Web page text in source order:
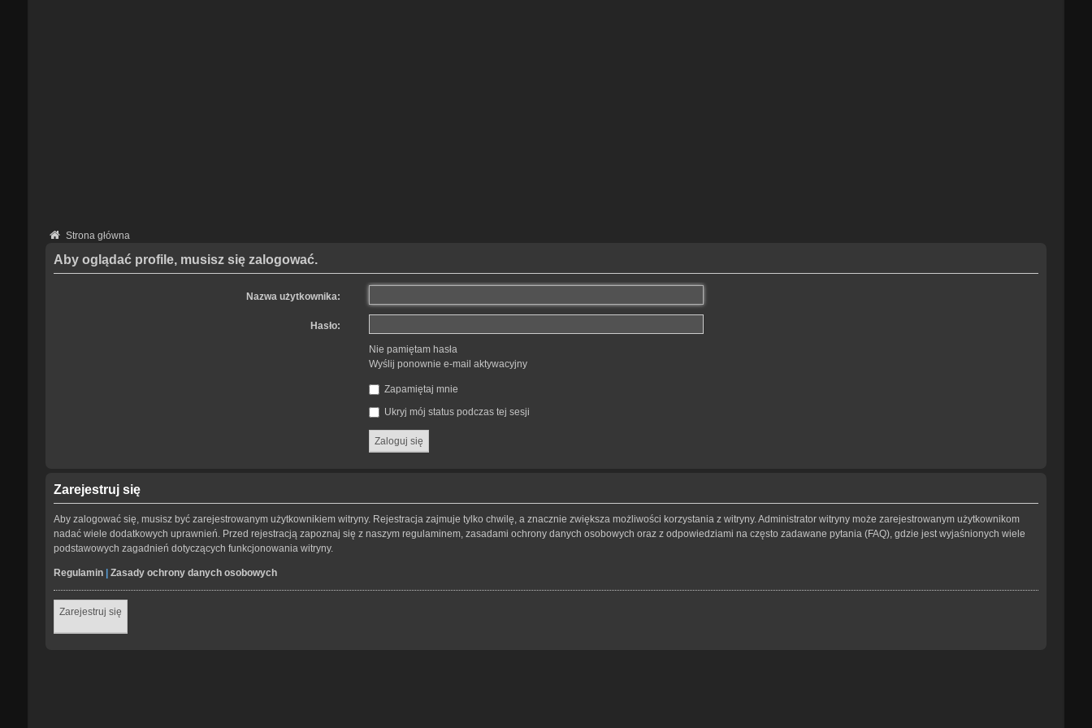
Strona główna
Aby oglądać profile, musisz się zalogować.
Nazwa użytkownika:
Hasło:
Nie pamiętam hasła
Wyślij ponownie e-mail aktywacyjny
Zapamiętaj mnie
Ukryj mój status podczas tej sesji
Zarejestruj się
Aby zalogować się, musisz być zarejestrowanym użytkownikiem witryny. Rejestracja zajmuje tylko chwilę, a znacznie zwiększa możliwości korzystania z witryny. Administrator witryny może zarejestrowanym użytkownikom
nadać wiele dodatkowych uprawnień. Przed rejestracją zapoznaj się z naszym regulaminem, zasadami ochrony danych osobowych oraz z odpowiedziami na często zadawane pytania (FAQ), gdzie jest wyjaśnionych wiele
podstawowych zagadnień dotyczących funkcjonowania witryny.
Regulamin| Zasady ochrony danych osobowych
Zarejestruj się